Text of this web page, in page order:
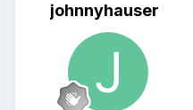
johnnyhauser